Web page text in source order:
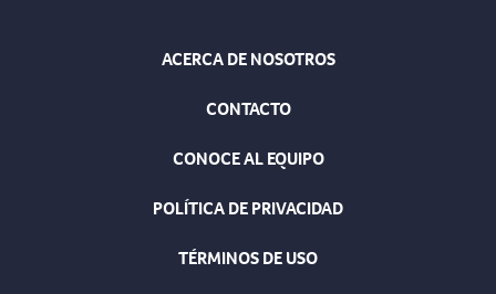
ACERCA DE NOSOTROS
CONTACTO
CONOCE AL EQUIPO
POLÍTICA DE PRIVACIDAD
TÉRMINOS DE USO